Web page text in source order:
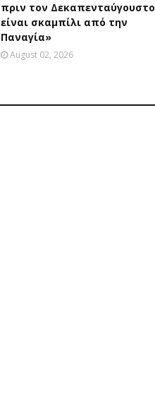
πριν τον Δεκαπενταύγουστo
είναι σκαμπίλι από την
Παναγία»
August 02, 2026